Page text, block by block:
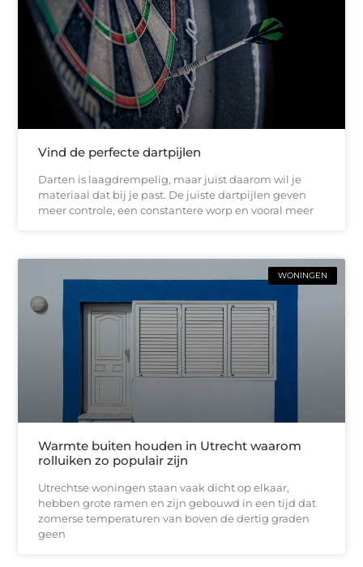
Vind de perfecte dartpijlen
Darten is laagdrempelig, maar juist daarom wil je
materiaal dat bij je past. De juiste dartpijlen geven
meer controle, een constantere worp en vooral meer
WONINGEN
Warmte buiten houden in Utrecht waarom
rolluiken zo populair zijn
Utrechtse woningen staan vaak dicht op elkaar,
hebben grote ramen en zijn gebouwd in een tijd dat
zomerse temperaturen van boven de dertig graden
geen